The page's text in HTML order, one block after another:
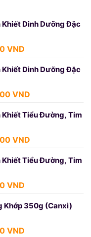
Dinh Dưỡng Đặc
VNDGiá
tại
439.000 VND.
Dinh Dưỡng Đặc
VND.
VNDGiá
tại
Tiểu Đường, Tim
VND.
VNDGiá
tại
Tiểu Đường, Tim
VNDGiá
tại
Khớp 350g (Canxi)
VNDGiá